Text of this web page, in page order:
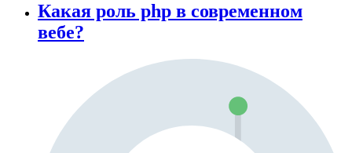
Какая роль php в современном
вебе?